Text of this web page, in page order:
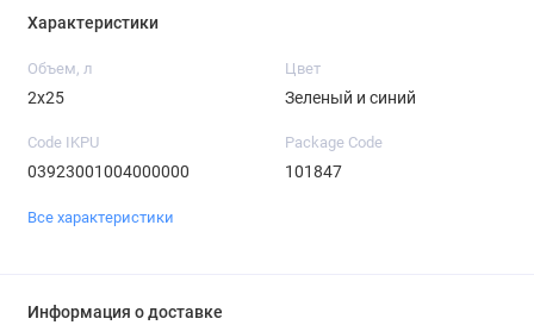
Характеристики
Объем, л
2х25
Цвет
Зеленый и синий
Code IKPU
03923001004000000
Package Code
101847
Все характеристики
Информация о доставке